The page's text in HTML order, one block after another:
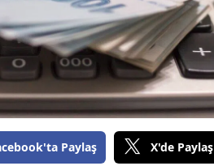
Paylaş X'de Paylaş